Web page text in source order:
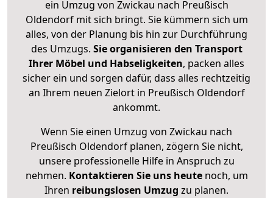
ein Umzug von Zwickau nach Preußisch
Oldendorf mit sich bringt. Sie kümmern sich um
alles, von der Planung bis hin zur Durchführung
des Umzugs. Sie organisieren den Transport
Ihrer Möbel und Habseligkeiten, packen alles
sicher ein und sorgen dafür, dass alles rechtzeitig
an Ihrem neuen Zielort in Preußisch Oldendorf
ankommt.
Wenn Sie einen Umzug von Zwickau nach
Preußisch Oldendorf planen, zögern Sie nicht,
unsere professionelle Hilfe in Anspruch zu
nehmen. Kontaktieren Sie uns heutenoch, um
Ihren reibungslosen Umzug zu planen.